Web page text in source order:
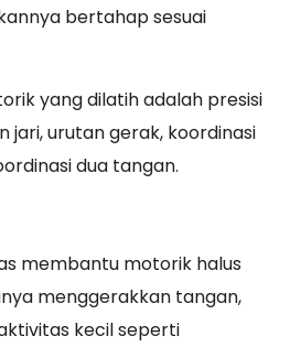
bertahap sesuai
yang dilatih adalah presisi
jari, urutan gerak, koordinasi
dua tangan.
membantu motorik halus
menggerakkan tangan,
kecil seperti